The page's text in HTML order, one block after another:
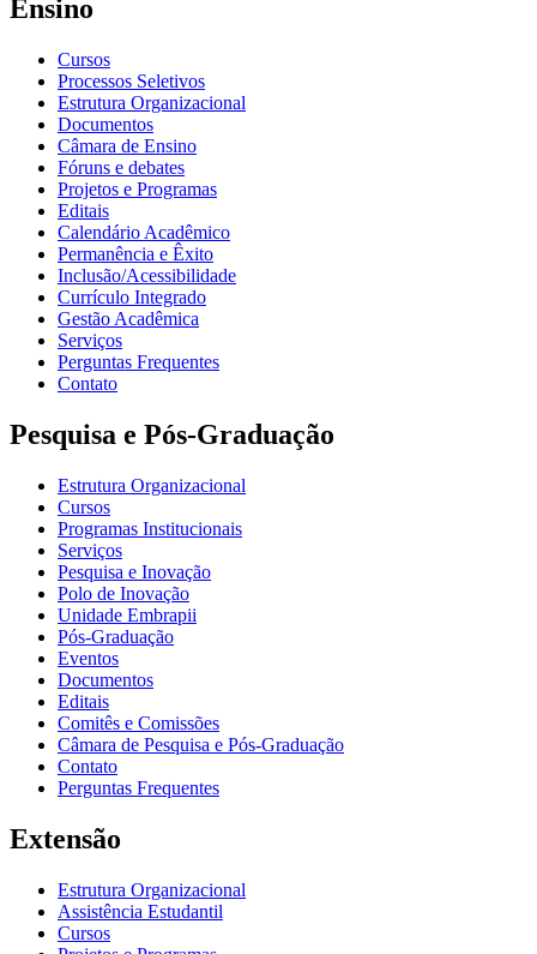
Ensino
Cursos
Processos Seletivos
Estrutura Organizacional
Documentos
Câmara de Ensino
Fóruns e debates
Projetos e Programas
Editais
Calendário Acadêmico
Permanência e Êxito
Inclusão/Acessibilidade
Currículo Integrado
Gestão Acadêmica
Serviços
Perguntas Frequentes
Contato
Pesquisa e Pós-Graduação
Estrutura Organizacional
Cursos
Programas Institucionais
Serviços
Pesquisa e Inovação
Polo de Inovação
Unidade Embrapii
Pós-Graduação
Eventos
Documentos
Editais
Comitês e Comissões
Câmara de Pesquisa e Pós-Graduação
Contato
Perguntas Frequentes
Extensão
Estrutura Organizacional
Assistência Estudantil
Cursos